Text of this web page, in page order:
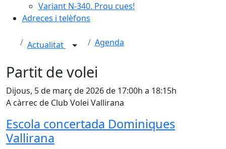
Variant N-340. Prou cues!
Adreces i telèfons
Actualitat Agenda
Partit de volei
Dijous, 5 de març de 2026 de 17:00h a 18:15h
A càrrec de Club Volei Vallirana
Escola concertada Dominiques
Vallirana